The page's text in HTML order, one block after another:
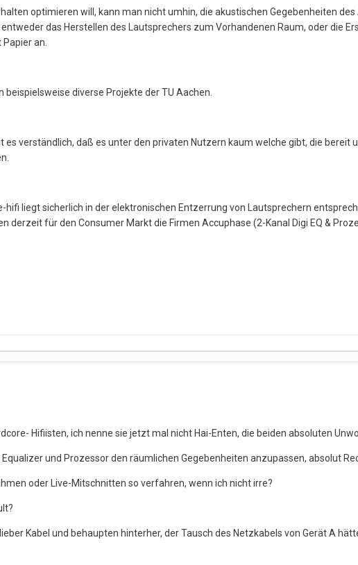
optimieren will, kann man nicht umhin, die akustischen Gegebenheiten
das Herstellen des Lautsprechers zum Vorhandenen Raum, oder die
an.
beispielsweise diverse Projekte der TU Aachen.
es verständlich, daß es unter den privaten Nutzern kaum welche gibt, die bereit
liegt sicherlich in der elektronischen Entzerrung von Lautsprechern
derzeit für den Consumer Markt die Firmen Accuphase (2-Kanal Digi EQ &
Hifiisten, ich nenne sie jetzt mal nicht Hai-Enten, die beiden absoluten
Equalizer und Prozessor den räumlichen Gegebenheiten anzupassen, absolut
oder Live-Mitschnitten so verfahren, wenn ich nicht irre?
Kabel und behaupten hinterher, der Tausch des Netzkabels von Gerät A